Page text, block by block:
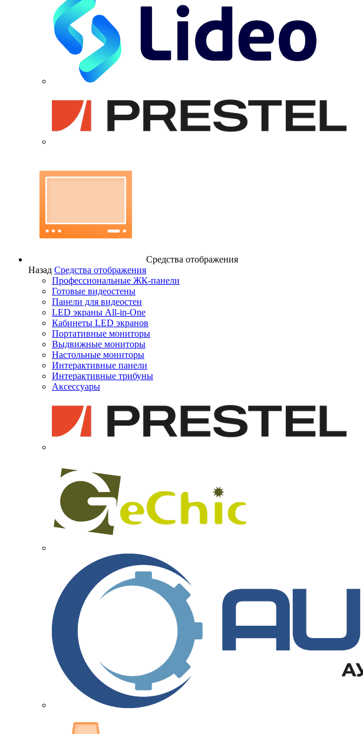
Средства отображения
Назад Средства отображения
Профессиональные ЖК-панели
Готовые видеостены
Панели для видеостен
LED экраны All-in-One
Кабинеты LED экранов
Портативные мониторы
Выдвижные мониторы
Настольные мониторы
Интерактивные панели
Интерактивные трибуны
Аксессуары